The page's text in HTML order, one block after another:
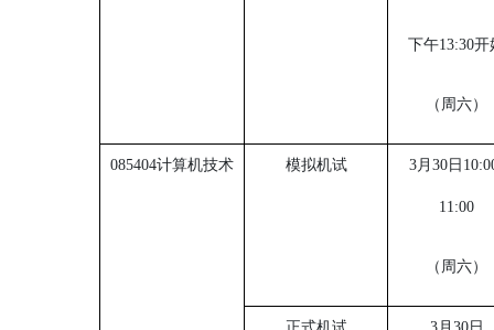
下午13:30开
（周六）
085404计算机技术 模拟机试 3月30日
11:00
（周六）